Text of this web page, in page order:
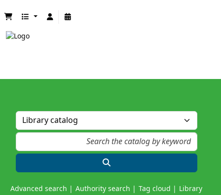
Advanced search Authority search Tag cloud Library